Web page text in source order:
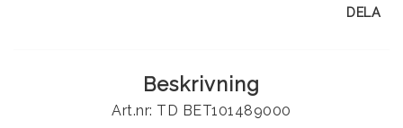
DELA
Beskrivning
Art.nr: TD BET101489000